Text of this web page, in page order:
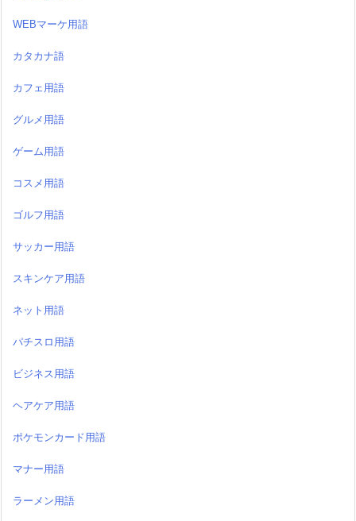
WEBマーケ用語
カタカナ語
カフェ用語
グルメ用語
ゲーム用語
コスメ用語
ゴルフ用語
サッカー用語
スキンケア用語
ネット用語
パチスロ用語
ビジネス用語
ヘアケア用語
ポケモンカード用語
マナー用語
ラーメン用語